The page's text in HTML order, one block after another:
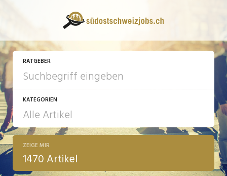
RATGEBER
KATEGORIEN
13 Fragen - 13 Antworten
Arbeit
ZEIGE MIR
1470 Artikel